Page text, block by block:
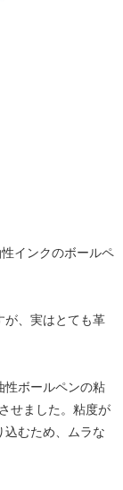
インクのボールペ
が、実はとても革
性ボールペンの粘
せました。粘度が
込むため、ムラな